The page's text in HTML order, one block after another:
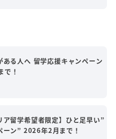
ある人へ 留学応援キャンペーン
！
ア留学希望者限定】ひと足早い”
ーン” 2026年2月まで！